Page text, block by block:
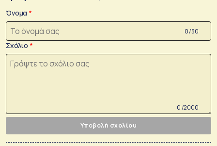
Όνομα
0 /50
Σχόλιο
0 /2000
Υποβολή σχολίου